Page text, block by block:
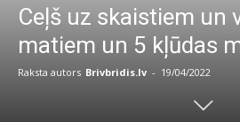
Ceļš uz skaistiem un
matiem un 5 kļūdas
Raksta autors Brivbridis.lv - 19/04/2022